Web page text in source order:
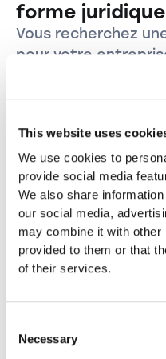
This website uses
We use cookies to
provide social media
We also share
our social media,
may combine it with other
provided to them or that
of their services.
Selection
Necessary
manquement à ses
et de conseil. Les
en fonction du
commerciale et de
forme
Vous recherchez
pour votre
canton de
Créez votre Raison
Fribourg et lancez
cette magnifique
Créer une raison
Créer une Sàrl
Fribourg
nombreux avantages
Créer une Sàrl